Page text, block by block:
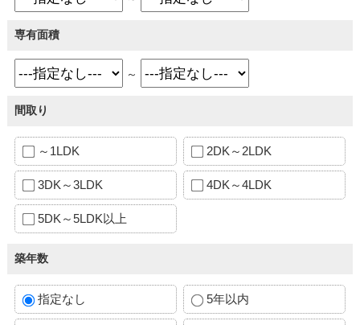
専有面積
～
間取り
～1LDK 2DK～2LDK
3DK～3LDK 4DK～4LDK
5DK～5LDK以上
築年数
指定なし 5年以内